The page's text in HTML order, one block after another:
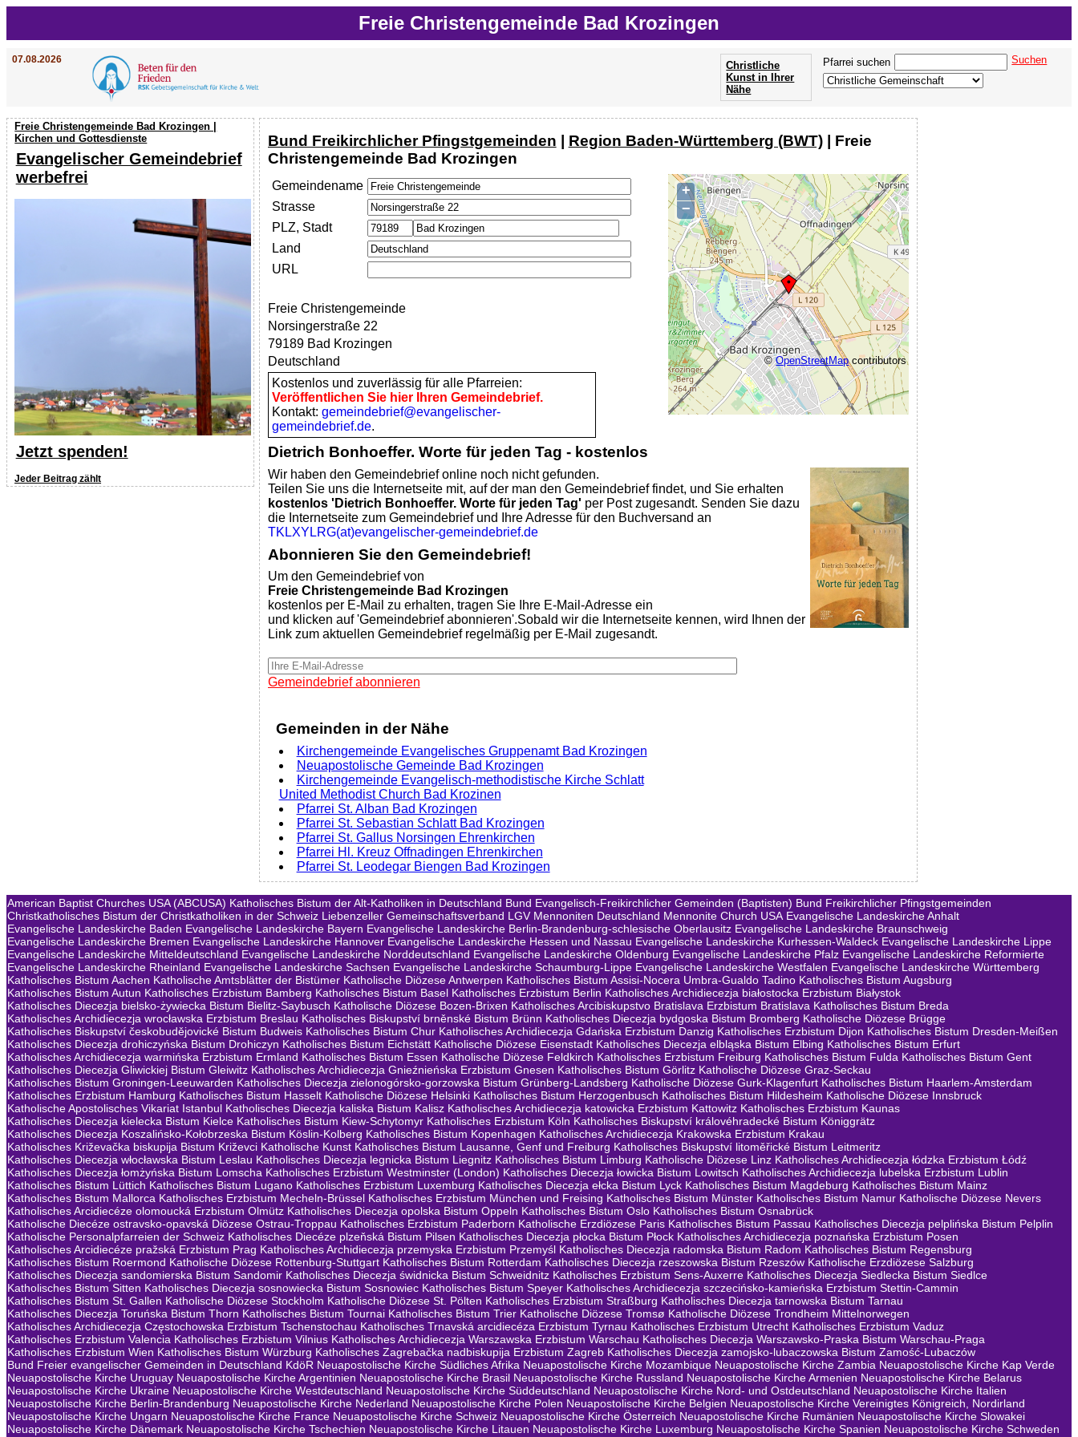
Freie Christengemeinde Bad Krozingen
07.08.2026 Pfarrei suchen Suchen
Christliche
Kunst in Ihrer
Nähe
Freie Christengemeinde Bad Krozingen |
Kirchen und Gottesdienste
Evangelischer Gemeindebrief
werbefrei
Jetzt spenden!
Jeder Beitrag zählt
Bund Freikirchlicher Pfingstgemeinden Region Baden-Württemberg (BWT)| Freie
Christengemeinde Bad Krozingen
+
−
©OpenStreetMapcontributors
Gemeindename
Strasse
PLZ, Stadt
Land
URL
Freie Christengemeinde
Norsingerstraße 22
79189 Bad Krozingen
Deutschland
Kostenlos und zuverlässig für alle Pfarreien:
Veröffentlichen Sie hier Ihren Gemeindebrief.
Kontakt: gemeindebrief@evangelischer-
gemeindebrief.de.
Dietrich Bonhoeffer. Worte für jeden Tag - kostenlos
Wir haben den Gemeindebrief online noch nicht gefunden.
Teilen Sie uns die Internetseite mit, auf der man den Gemeindebrief findet, und Sie erhalten
kostenlos 'Dietrich Bonhoeffer. Worte für jeden Tag' per Post zugesandt. Senden Sie dazu
die Internetseite zum Gemeindebrief und Ihre Adresse für den Buchversand an
TKLXYLRG(at)evangelischer-gemeindebrief.de
Abonnieren Sie den Gemeindebrief!
Um den Gemeindebrief von
Freie Christengemeinde Bad Krozingen
kostenlos per E-Mail zu erhalten, tragen Sie Ihre E-Mail-Adresse ein
und klicken auf 'Gemeindebrief abonnieren'.Sobald wir die Internetseite kennen, wird Ihnen der
Link zum aktuellen Gemeindebrief regelmäßig per E-Mail zugesandt.
Gemeindebrief abonnieren
Gemeinden in der Nähe
Kirchengemeinde Evangelisches Gruppenamt Bad Krozingen
Neuapostolische Gemeinde Bad Krozingen
Kirchengemeinde Evangelisch-methodistische Kirche Schlatt
United Methodist Church Bad Krozinen
Pfarrei St. Alban Bad Krozingen
Pfarrei St. Sebastian Schlatt Bad Krozingen
Pfarrei St. Gallus Norsingen Ehrenkirchen
Pfarrei Hl. Kreuz Offnadingen Ehrenkirchen
Pfarrei St. Leodegar Biengen Bad Krozingen
American Baptist Churches USA (ABCUSA) Katholisches Bistum der Alt-Katholiken in Deutschland Bund Evangelisch-Freikirchlicher Gemeinden (Baptisten) Bund Freikirchlicher Pfingstgemeinden
Christkatholisches Bistum der Christkatholiken in der Schweiz Liebenzeller Gemeinschaftsverband LGV Mennoniten Deutschland Mennonite Church USA Evangelische Landeskirche Anhalt
Evangelische Landeskirche Baden Evangelische Landeskirche Bayern Evangelische Landeskirche Berlin-Brandenburg-schlesische Oberlausitz Evangelische Landeskirche Braunschweig
Evangelische Landeskirche Bremen Evangelische Landeskirche Hannover Evangelische Landeskirche Hessen und Nassau Evangelische Landeskirche Kurhessen-Waldeck Evangelische Landeskirche Lippe
Evangelische Landeskirche Mitteldeutschland Evangelische Landeskirche Norddeutschland Evangelische Landeskirche Oldenburg Evangelische Landeskirche Pfalz Evangelische Landeskirche Reformierte
Evangelische Landeskirche Rheinland Evangelische Landeskirche Sachsen Evangelische Landeskirche Schaumburg-Lippe Evangelische Landeskirche Westfalen Evangelische Landeskirche Württemberg
Katholisches Bistum Aachen Katholische Amtsblätter der Bistümer Katholische Diözese Antwerpen Katholisches Bistum Assisi-Nocera Umbra-Gualdo Tadino Katholisches Bistum Augsburg
Katholisches Bistum Autun Katholisches Erzbistum Bamberg Katholisches Bistum Basel Katholisches Erzbistum Berlin Katholisches Archidiecezja białostocka Erzbistum Białystok
Katholisches Diecezja bielsko-żywiecka Bistum Bielitz-Saybusch Katholische Diözese Bozen-Brixen Katholisches Arcibiskupstvo Bratislava Erzbistum Bratislava Katholisches Bistum Breda
Katholisches Archidiecezja wrocławska Erzbistum Breslau Katholisches Biskupství brněnské Bistum Brünn Katholisches Diecezja bydgoska Bistum Bromberg Katholische Diözese Brügge
Katholisches Biskupství českobudějovické Bistum Budweis Katholisches Bistum Chur Katholisches Archidiecezja Gdańska Erzbistum Danzig Katholisches Erzbistum Dijon Katholisches Bistum Dresden-Meißen
Katholisches Diecezja drohiczyńska Bistum Drohiczyn Katholisches Bistum Eichstätt Katholische Diözese Eisenstadt Katholisches Diecezja elbląska Bistum Elbing Katholisches Bistum Erfurt
Katholisches Archidiecezja warmińska Erzbistum Ermland Katholisches Bistum Essen Katholische Diözese Feldkirch Katholisches Erzbistum Freiburg Katholisches Bistum Fulda Katholisches Bistum Gent
Katholisches Diecezja Gliwickiej Bistum Gleiwitz Katholisches Archidiecezja Gnieźnieńska Erzbistum Gnesen Katholisches Bistum Görlitz Katholische Diözese Graz-Seckau
Katholisches Bistum Groningen-Leeuwarden Katholisches Diecezja zielonogórsko-gorzowska Bistum Grünberg-Landsberg Katholische Diözese Gurk-Klagenfurt Katholisches Bistum Haarlem-Amsterdam
Katholisches Erzbistum Hamburg Katholisches Bistum Hasselt Katholische Diözese Helsinki Katholisches Bistum Herzogenbusch Katholisches Bistum Hildesheim Katholische Diözese Innsbruck
Katholische Apostolisches Vikariat Istanbul Katholisches Diecezja kaliska Bistum Kalisz Katholisches Archidiecezja katowicka Erzbistum Kattowitz Katholisches Erzbistum Kaunas
Katholisches Diecezja kielecka Bistum Kielce Katholisches Bistum Kiew-Schytomyr Katholisches Erzbistum Köln Katholisches Biskupství královéhradecké Bistum Königgrätz
Katholisches Diecezja Koszalińsko-Kołobrzeska Bistum Köslin-Kolberg Katholisches Bistum Kopenhagen Katholisches Archidiecezja Krakowska Erzbistum Krakau
Katholisches Križevačka biskupija Bistum Križevci Katholische Kunst Katholisches Bistum Lausanne, Genf und Freiburg Katholisches Biskupství litoměřické Bistum Leitmeritz
Katholisches Diecezja włocławska Bistum Leslau Katholisches Diecezja legnicka Bistum Liegnitz Katholisches Bistum Limburg Katholische Diözese Linz Katholisches Archidiecezja łódzka Erzbistum Łódź
Katholisches Diecezja łomżyńska Bistum Lomscha Katholisches Erzbistum Westminster (London) Katholisches Diecezja łowicka Bistum Lowitsch Katholisches Archidiecezja lubelska Erzbistum Lublin
Katholisches Bistum Lüttich Katholisches Bistum Lugano Katholisches Erzbistum Luxemburg Katholisches Diecezja ełcka Bistum Lyck Katholisches Bistum Magdeburg Katholisches Bistum Mainz
Katholisches Bistum Mallorca Katholisches Erzbistum Mecheln-Brüssel Katholisches Erzbistum München und Freising Katholisches Bistum Münster Katholisches Bistum Namur Katholische Diözese Nevers
Katholisches Arcidiecéze olomoucká Erzbistum Olmütz Katholisches Diecezja opolska Bistum Oppeln Katholisches Bistum Oslo Katholisches Bistum Osnabrück
Katholische Diecéze ostravsko-opavská Diözese Ostrau-Troppau Katholisches Erzbistum Paderborn Katholische Erzdiözese Paris Katholisches Bistum Passau Katholisches Diecezja pelplińska Bistum Pelplin
Katholische Personalpfarreien der Schweiz Katholisches Diecéze plzeňská Bistum Pilsen Katholisches Diecezja płocka Bistum Płock Katholisches Archidiecezja poznańska Erzbistum Posen
Katholisches Arcidiecéze pražská Erzbistum Prag Katholisches Archidiecezja przemyska Erzbistum Przemyśl Katholisches Diecezja radomska Bistum Radom Katholisches Bistum Regensburg
Katholisches Bistum Roermond Katholische Diözese Rottenburg-Stuttgart Katholisches Bistum Rotterdam Katholisches Diecezja rzeszowska Bistum Rzeszów Katholische Erzdiözese Salzburg
Katholisches Diecezja sandomierska Bistum Sandomir Katholisches Diecezja świdnicka Bistum Schweidnitz Katholisches Erzbistum Sens-Auxerre Katholisches Diecezja Siedlecka Bistum Siedlce
Katholisches Bistum Sitten Katholisches Diecezja sosnowiecka Bistum Sosnowiec Katholisches Bistum Speyer Katholisches Archidiecezja szczecińsko-kamieńska Erzbistum Stettin-Cammin
Katholisches Bistum St. Gallen Katholische Diözese Stockholm Katholische Diözese St. Pölten Katholisches Erzbistum Straßburg Katholisches Diecezja tarnowska Bistum Tarnau
Katholisches Diecezja Toruńska Bistum Thorn Katholisches Bistum Tournai Katholisches Bistum Trier Katholische Diözese Tromsø Katholische Diözese Trondheim Mittelnorwegen
Katholisches Archidiecezja Częstochowska Erzbistum Tschenstochau Katholisches Trnavská arcidiecéza Erzbistum Tyrnau Katholisches Erzbistum Utrecht Katholisches Erzbistum Vaduz
Katholisches Erzbistum Valencia Katholisches Erzbistum Vilnius Katholisches Archidiecezja Warszawska Erzbistum Warschau Katholisches Diecezja Warszawsko-Praska Bistum Warschau-Praga
Katholisches Erzbistum Wien Katholisches Bistum Würzburg Katholisches Zagrebačka nadbiskupija Erzbistum Zagreb Katholisches Diecezja zamojsko-lubaczowska Bistum Zamość-Lubaczów
Bund Freier evangelischer Gemeinden in Deutschland KdöR Neuapostolische Kirche Südliches Afrika Neuapostolische Kirche Mozambique Neuapostolische Kirche Zambia Neuapostolische Kirche Kap Verde
Neuapostolische Kirche Uruguay Neuapostolische Kirche Argentinien Neuapostolische Kirche Brasil Neuapostolische Kirche Russland Neuapostolische Kirche Armenien Neuapostolische Kirche Belarus
Neuapostolische Kirche Ukraine Neuapostolische Kirche Westdeutschland Neuapostolische Kirche Süddeutschland Neuapostolische Kirche Nord- und Ostdeutschland Neuapostolische Kirche Italien
Neuapostolische Kirche Berlin-Brandenburg Neuapostolische Kirche Nederland Neuapostolische Kirche Polen Neuapostolische Kirche Belgien Neuapostolische Kirche Vereinigtes Königreich, Nordirland
Neuapostolische Kirche Ungarn Neuapostolische Kirche France Neuapostolische Kirche Schweiz Neuapostolische Kirche Österreich Neuapostolische Kirche Rumänien Neuapostolische Kirche Slowakei
Neuapostolische Kirche Dänemark Neuapostolische Kirche Tschechien Neuapostolische Kirche Litauen Neuapostolische Kirche Luxemburg Neuapostolische Kirche Spanien Neuapostolische Kirche Schweden